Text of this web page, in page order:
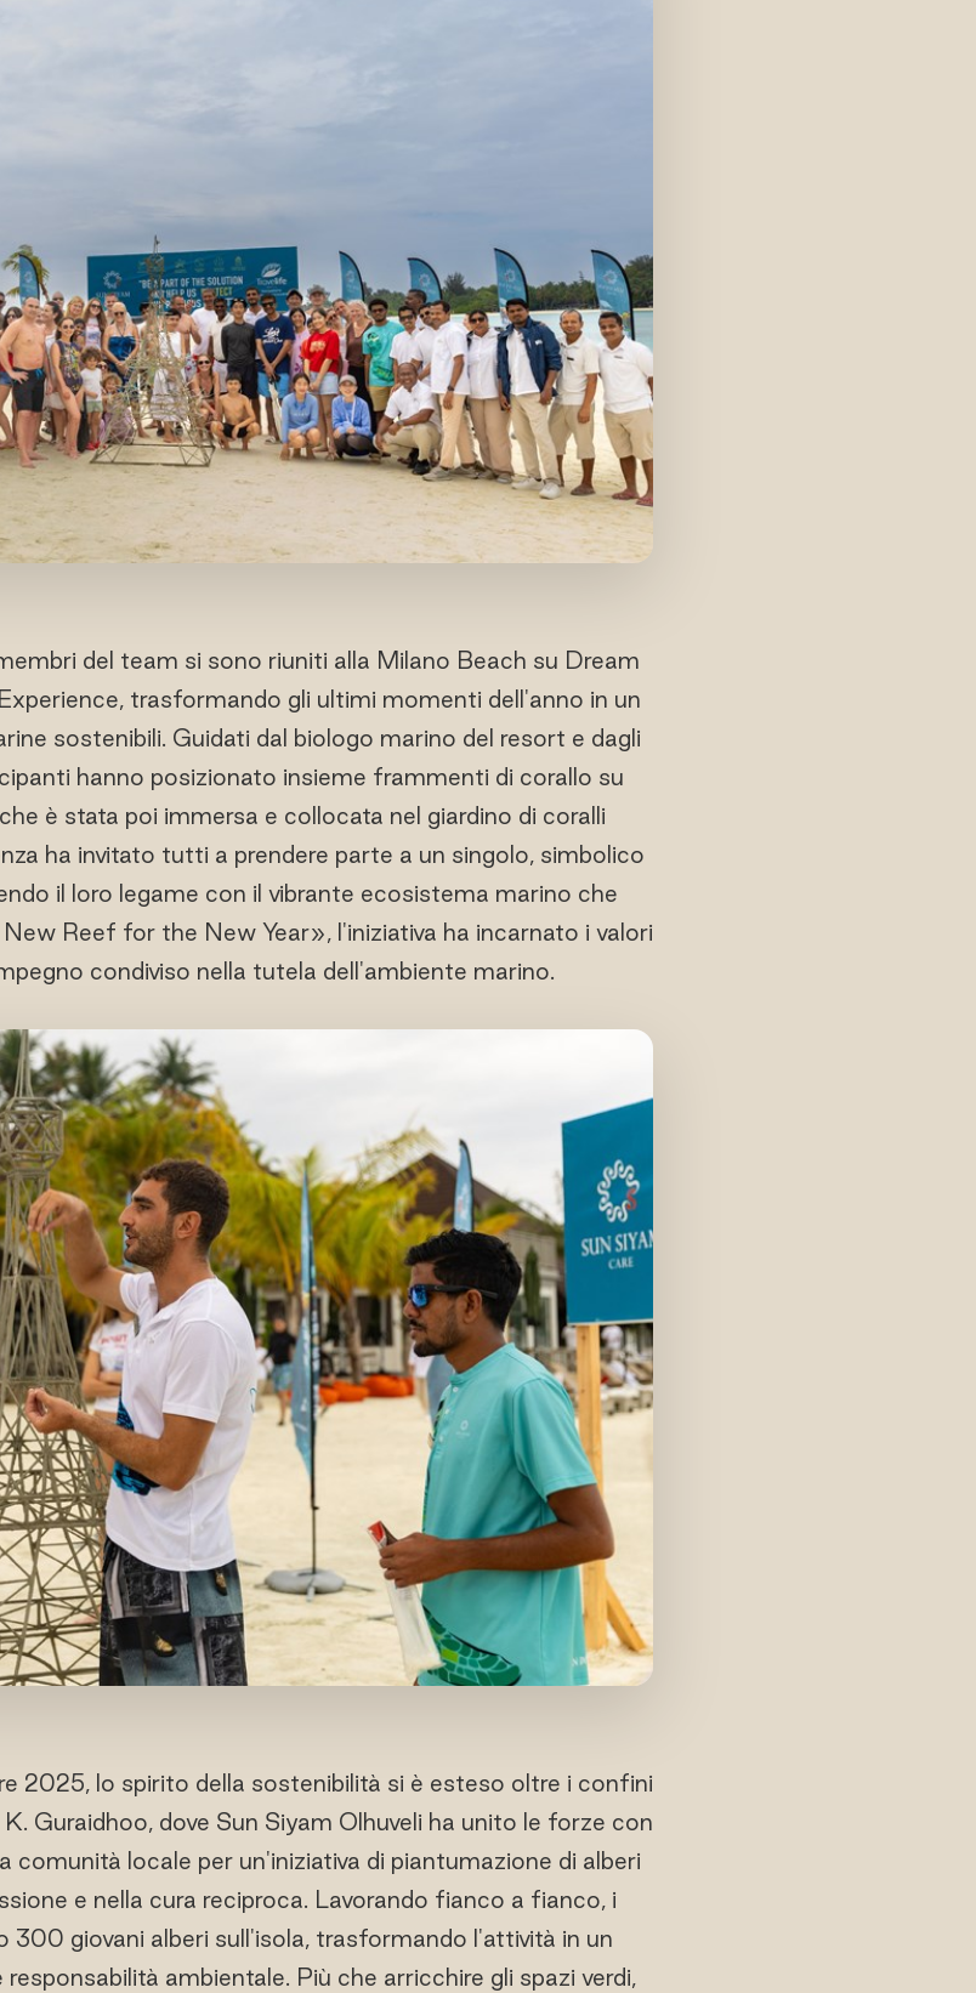
del team si sono riuniti alla Milano Beach su Dream
trasformando gli ultimi momenti dell'anno in un
sostenibili. Guidati dal biologo marino del resort e dagli
hanno posizionato insieme frammenti di corallo su
è stata poi immersa e collocata nel giardino di coralli
ha invitato tutti a prendere parte a un singolo, simbolico
il loro legame con il vibrante ecosistema marino che
Reef for the New Year», l'iniziativa ha incarnato i valori
condiviso nella tutela dell'ambiente marino.
2025, lo spirito della sostenibilità si è esteso oltre i confini
Guraidhoo, dove Sun Siyam Olhuveli ha unito le forze con
comunità locale per un'iniziativa di piantumazione di alberi
e nella cura reciproca. Lavorando fianco a fianco, i
300 giovani alberi sull'isola, trasformando l'attività in un
ambientale. Più che arricchire gli spazi verdi,